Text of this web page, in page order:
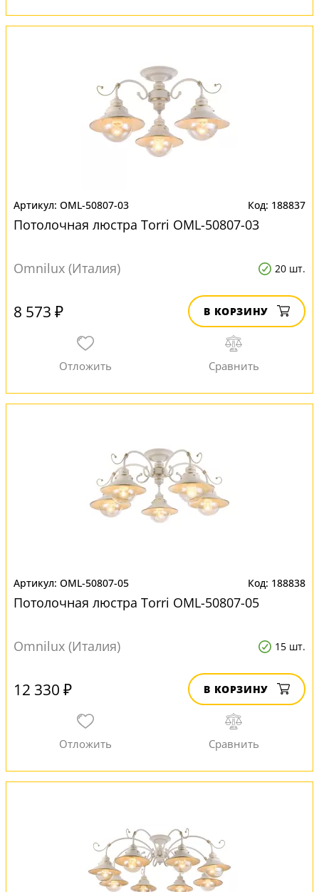
OML-50807-03 188837
Потолочная люстра Torri OML-50807-03
Omnilux (Италия) 20 шт.
8 573 ₽ В КОРЗИНУ
OML-50807-05 188838
Потолочная люстра Torri OML-50807-05
Omnilux (Италия) 15 шт.
12 330 ₽ В КОРЗИНУ